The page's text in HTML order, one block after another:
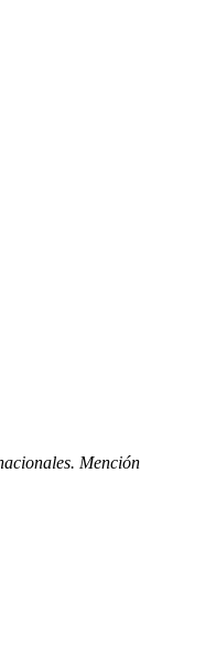
Mención